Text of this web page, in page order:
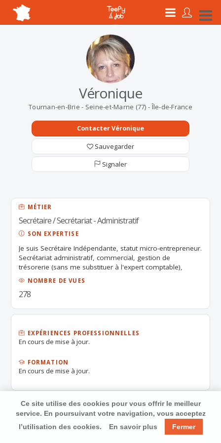
Véronique
Tournan-en-Brie - Seine-et-Marne (77) - Île-de-France
Contacter Véronique
Sauvegarder
Signaler
MÉTIER
Secrétaire / Secrétariat - Administratif
SON EXPERTISE
Je suis Secrétaire Indépendante, statut micro-entrepreneur.
Secrétariat administratif, commercial, gestion de
trésorerie (sans me substituer à l'expert comptable),
Assistance ressources humaines. Mes prestations de
service s'adressent aux entreprises, associations et
particuliers. Je travaille de mon domicile mais également
NOMBRE DE VUES
278
EXPÉRIENCES PROFESSIONNELLES
En cours de mise à jour.
FORMATION
En cours de mise à jour.
Ce site utilise des cookies pour vous offrir le meilleur
service. En poursuivant votre navigation, vous acceptez
l’utilisation des cookies.
En savoir plus Fermer